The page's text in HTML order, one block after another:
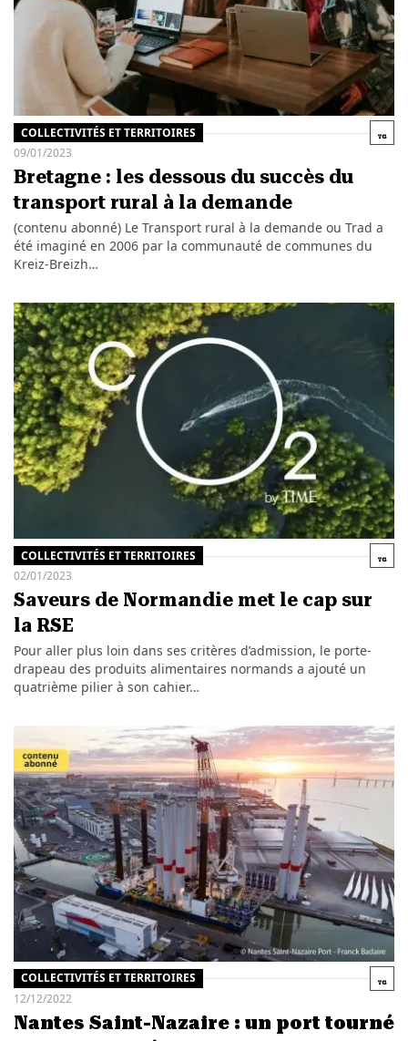
COLLECTIVITÉS ET TERRITOIRES
09/01/2023
Bretagne : les dessous du succès du
transport rural à la demande
(contenu abonné) Le Transport rural à la demande ou Trad a
été imaginé en 2006 par la communauté de communes du
Kreiz-Breizh…
COLLECTIVITÉS ET TERRITOIRES
02/01/2023
Saveurs de Normandie met le cap sur
la RSE
Pour aller plus loin dans ses critères d’admission, le porte-
drapeau des produits alimentaires normands a ajouté un
quatrième pilier à son cahier…
COLLECTIVITÉS ET TERRITOIRES
12/12/2022
Nantes Saint-Nazaire : un port tourné